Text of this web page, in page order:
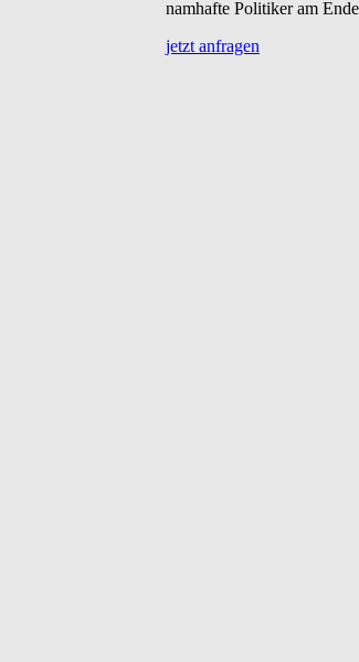
namhafte Politiker am
jetzt anfragen